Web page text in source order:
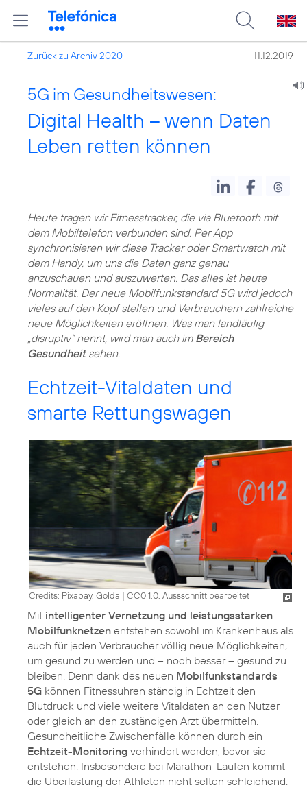
Zurück zu Archiv 2020 11.12.2019
5G im Gesundheitswesen:
Digital Health – wenn Daten
Leben retten können
Heute tragen wir Fitnesstracker, die via Bluetooth mit
dem Mobiltelefon verbunden sind. Per App
synchronisieren wir diese Tracker oder Smartwatch mit
dem Handy, um uns die Daten ganz genau
anzuschauen und auszuwerten. Das alles ist heute
Normalität. Der neue Mobilfunkstandard 5Gwird jedoch
vieles auf den Kopf stellen und Verbrauchern zahlreiche
neue Möglichkeiten eröffnen. Was man landläufig
„disruptiv“ nennt, wird man auch im Bereich
Gesundheitsehen.
Echtzeit-Vitaldaten und
smarte Rettungswagen
Credits: Pixabay, Golda | CC0 1.0, Aussschnitt bearbeitet
Mit intelligenter Vernetzung und leistungsstarken
Mobilfunknetzen entstehen sowohl im Krankenhaus als
auch für jeden Verbraucher völlig neue Möglichkeiten,
um gesund zu werden und – noch besser – gesund zu
bleiben. Denn dank des neuen Mobilfunkstandards
5G können Fitnessuhren ständig in Echtzeit den
Blutdruck und viele weitere Vitaldaten an den Nutzer
oder gleich an den zuständigen Arzt übermitteln.
Gesundheitliche Zwischenfälle können durch ein
Echtzeit-Monitoring verhindert werden, bevor sie
entstehen. Insbesondere bei Marathon-Läufen kommt
die Überlastung der Athleten nicht selten schleichend.